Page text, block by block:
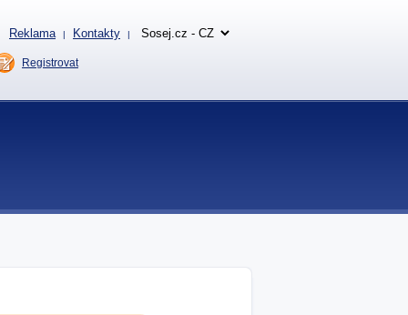
Reklama | Kontakty |
Registrovat